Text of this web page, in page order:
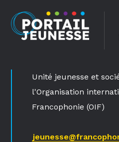
Unité jeunesse et
l'Organisation
Francophonie (OIF)